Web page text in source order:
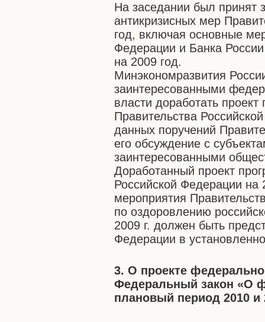
На заседании был принят
антикризисных мер
год, включая основные
Федерации и Банка
на 2009 год.
Минэкономразвития
заинтересованными
власти доработать
Правительства
данных поручений
его обсуждение с
заинтересованными
Доработанный проект
Российской Федерации на
мероприятия
по оздоровлению
2009 г. должен быть
Федерации в
3. О проекте
Федеральный закон «О
плановый период 2010 и